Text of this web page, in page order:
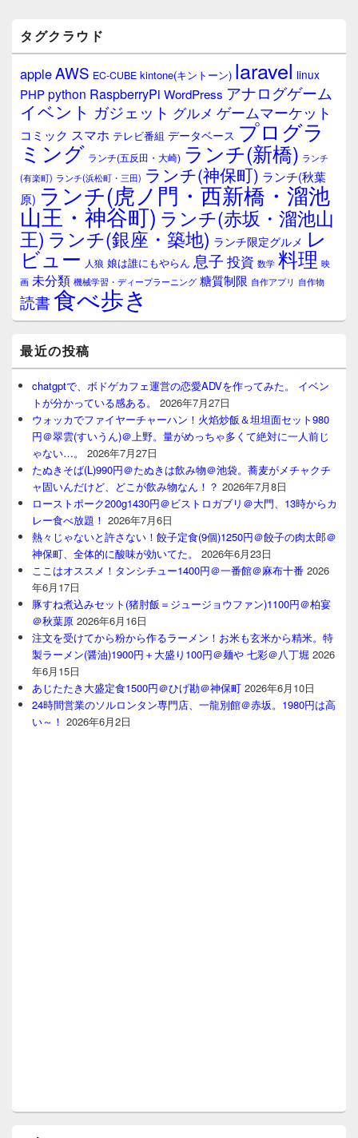
タグクラウド
appleAWS EC-CUBE kintone(キントーン) laravel linux
PHPpython RaspberryPi WordPress アナログゲーム
イベント ガジェット グルメ ゲームマーケット
コミック スマホ テレビ番組 データベース プログラ
ミング ランチ(五反田・大崎) ランチ(新橋) ランチ
(有楽町) ランチ(浜松町・三田) ランチ(神保町) ランチ(秋葉
原) ランチ(虎ノ門・西新橋・溜池
山王・神谷町) ランチ(赤坂・溜池山
王) ランチ(銀座・築地) ランチ限定グルメ レ
ビュー 人狼 娘は誰にもやらん 息子 投資 数学 料理 映
画 未分類 機械学習・ディープラーニング 糖質制限 自作アプリ 自作物
読書食べ歩き
最近の投稿
chatgptで、ボドゲカフェ運営の恋愛ADVを作ってみた。 イベン
トが分かっている感ある。
2026年7月27日
ウォッカでファイヤーチャーハン！火焰炒飯＆坦坦面セット980
円＠翠雲(すいうん)＠上野。量がめっちゃ多くて絶対に一人前じ
ゃない…。
2026年7月27日
たぬきそば(L)990円＠たぬきは飲み物＠池袋。蕎麦がメチャクチ
ャ固いんだけど、どこが飲み物なん！？ 2026年7月8日
ローストポーク200g1430円＠ビストロガブリ＠大門、13時からカ
レー食べ放題！ 2026年7月6日
熱々じゃないと許さない！餃子定食(9個)1250円＠餃子の肉太郎＠
神保町、全体的に酸味が効いてた。
2026年6月23日
ここはオススメ！タンシチュー1400円＠一番館＠麻布十番 2026
年6月17日
豚すね煮込みセット(猪肘飯＝ジュージョウファン)1100円＠柏宴
＠秋葉原 2026年6月16日
注文を受けてから粉から作るラーメン！お米も玄米から精米。特
製ラーメン(醤油)1900円＋大盛り100円＠麺や 七彩＠八丁堀 2026
年6月15日
あじたたき大盛定食1500円＠ひげ勘＠神保町 2026年6月10日
24時間営業のソルロンタン専門店、一龍別館＠赤坂。1980円は高
い～！ 2026年6月2日